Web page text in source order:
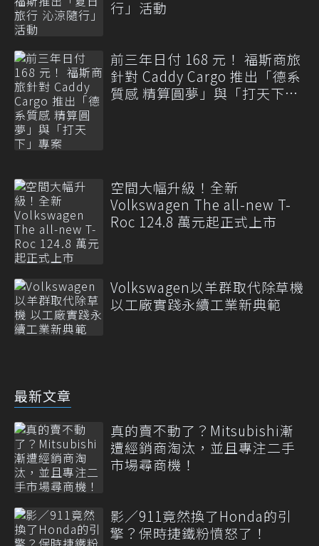
行」活動
前三年日付 168 元！ 福斯商旅
針對 Caddy Cargo 推出「德系
質感 精算圓夢」與「打天下」
空間大幅升級！全新
Volkswagen The all-new T-
Roc 124.8 萬元起正式上市
Volkswagen以羊群取代除草機
以工廠實踐永續工業新典範
最新文章
真的賣不動了？Mitsubishi漸
遭經銷商淘汰，並且專注二手
市場尋商機！
影／911竟然換了Honda的引
擎？保時捷鐵粉憤怒了！